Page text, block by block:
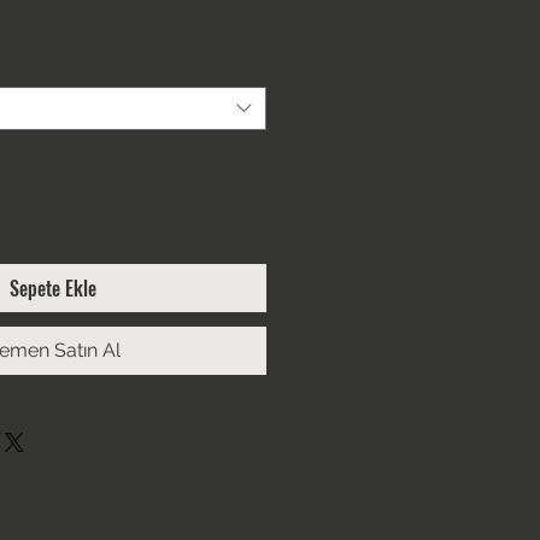
Sepete Ekle
Satın Al